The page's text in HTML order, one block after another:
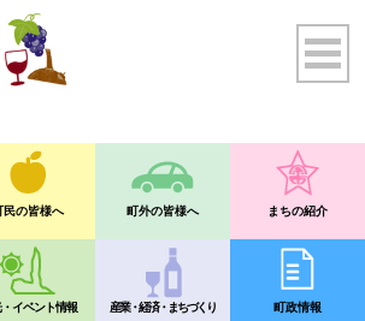
民の皆様へ 町外の皆様へ まちの紹介
イベント情報 産業・経済・まちづくり 町政情報